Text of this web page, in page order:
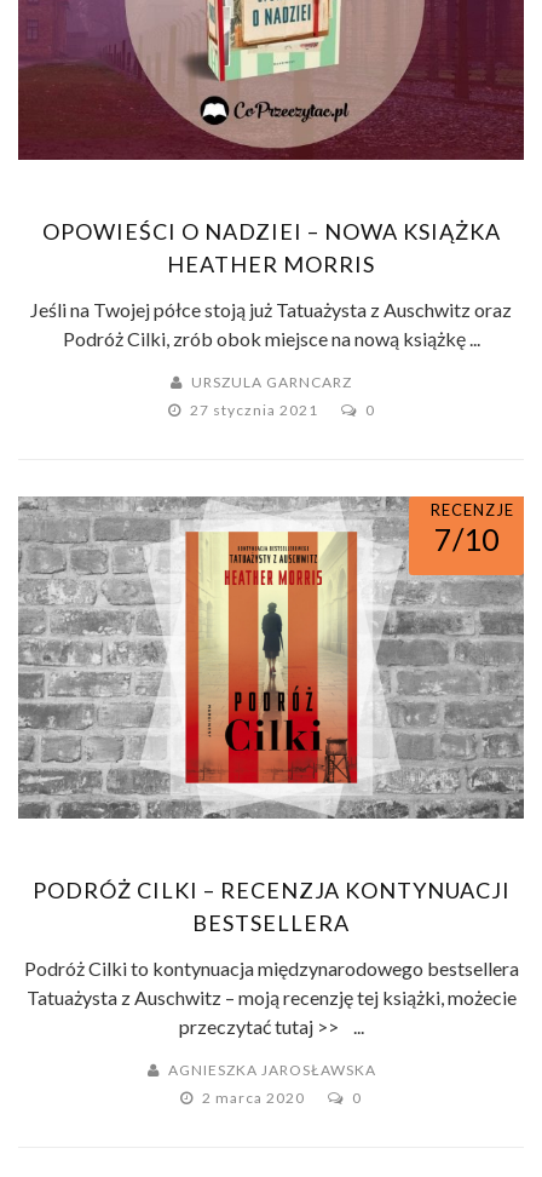
OPOWIEŚCI O NADZIEI – NOWA KSIĄŻKA
HEATHER MORRIS
Jeśli na Twojej półce stoją już Tatuażysta z Auschwitz oraz
Podróż Cilki, zrób obok miejsce na nową książkę ...
URSZULA GARNCARZ
27 stycznia 2021
0
RECENZJE
7/10
PODRÓŻ CILKI – RECENZJA KONTYNUACJI
BESTSELLERA
Podróż Cilki to kontynuacja międzynarodowego bestsellera
Tatuażysta z Auschwitz – moją recenzję tej książki, możecie
przeczytać tutaj >> ...
AGNIESZKA JAROSŁAWSKA
2 marca 2020
0